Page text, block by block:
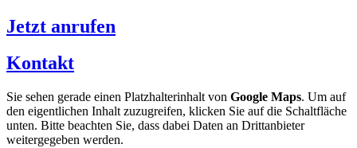
Jetzt anrufen
Kontakt
Sie sehen gerade einen Platzhalterinhalt von Google Maps. Um auf
den eigentlichen Inhalt zuzugreifen, klicken Sie auf die Schaltfläche
unten. Bitte beachten Sie, dass dabei Daten an Drittanbieter
weitergegeben werden.